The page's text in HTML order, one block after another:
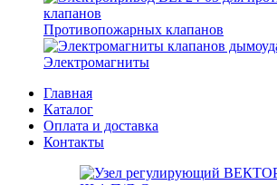
Противопожарных клапанов
Электромагниты
Главная
Каталог
Оплата и доставка
Контакты